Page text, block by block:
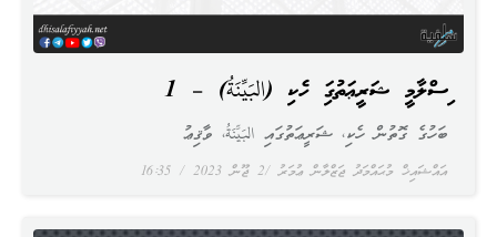
އިސްލާމީ ޝަރީޢަތުގައި ހެކި (البَيِّنَةُ) – 1
އައްޝައިޚް މުޙައްމަދު ޖަޒްލާން ޢުމަރު 2 ޖޫން 2023
ބަހުގެ ގޮތުން ހެކި، ޝަރީޢަތުގައި البَيِّنَةُ، ވާޤިޢު